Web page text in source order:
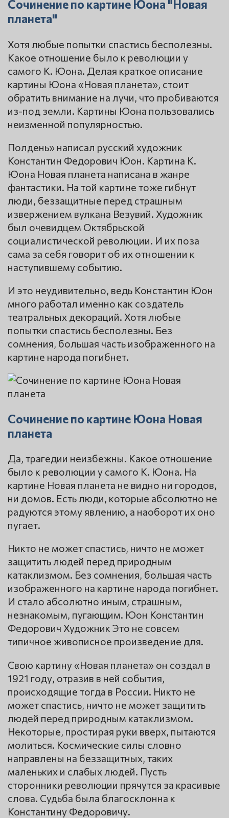
Сочинение по картине Юона "Новая
планета"
Хотя любые попытки спастись бесполезны.
Какое отношение было к революции у
самого К. Юона. Делая краткое описание
картины Юона «Новая планета», стоит
обратить внимание на лучи, что пробиваются
из-под земли. Картины Юона пользовались
неизменной популярностью.
Полдень» написал русский художник
Константин Федорович Юон. Картина К.
Юона Новая планета написана в жанре
фантастики. На той картине тоже гибнут
люди, беззащитные перед страшным
извержением вулкана Везувий. Художник
был очевидцем Октябрьской
социалистической революции. И их поза
сама за себя говорит об их отношении к
наступившему событию.
И это неудивительно, ведь Константин Юон
много работал именно как создатель
театральных декораций. Хотя любые
попытки спастись бесполезны. Без
сомнения, большая часть изображенного на
картине народа погибнет.
Сочинение по картине Юона Новая
планета
Да, трагедии неизбежны. Какое отношение
было к революции у самого К. Юона. На
картине Новая планета не видно ни городов,
ни домов. Есть люди, которые абсолютно не
радуются этому явлению, а наоборот их оно
пугает.
Никто не может спастись, ничто не может
защитить людей перед природным
катаклизмом. Без сомнения, большая часть
изображенного на картине народа погибнет.
И стало абсолютно иным, страшным,
незнакомым, пугающим. Юон Константин
Федорович Художник Это не совсем
типичное живописное произведение для.
Свою картину «Новая планета» он создал в
1921 году, отразив в ней события,
происходящие тогда в России. Никто не
может спастись, ничто не может защитить
людей перед природным катаклизмом.
Некоторые, простирая руки вверх, пытаются
молиться. Космические силы словно
направлены на беззащитных, таких
маленьких и слабых людей. Пусть
сторонники революции прячутся за красивые
слова. Судьба была благосклонна к
Константину Федоровичу.